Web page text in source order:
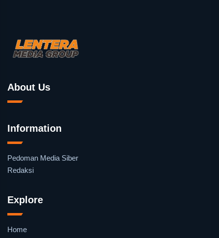
About Us
Information
Pedoman Media Siber
Redaksi
Explore
Home